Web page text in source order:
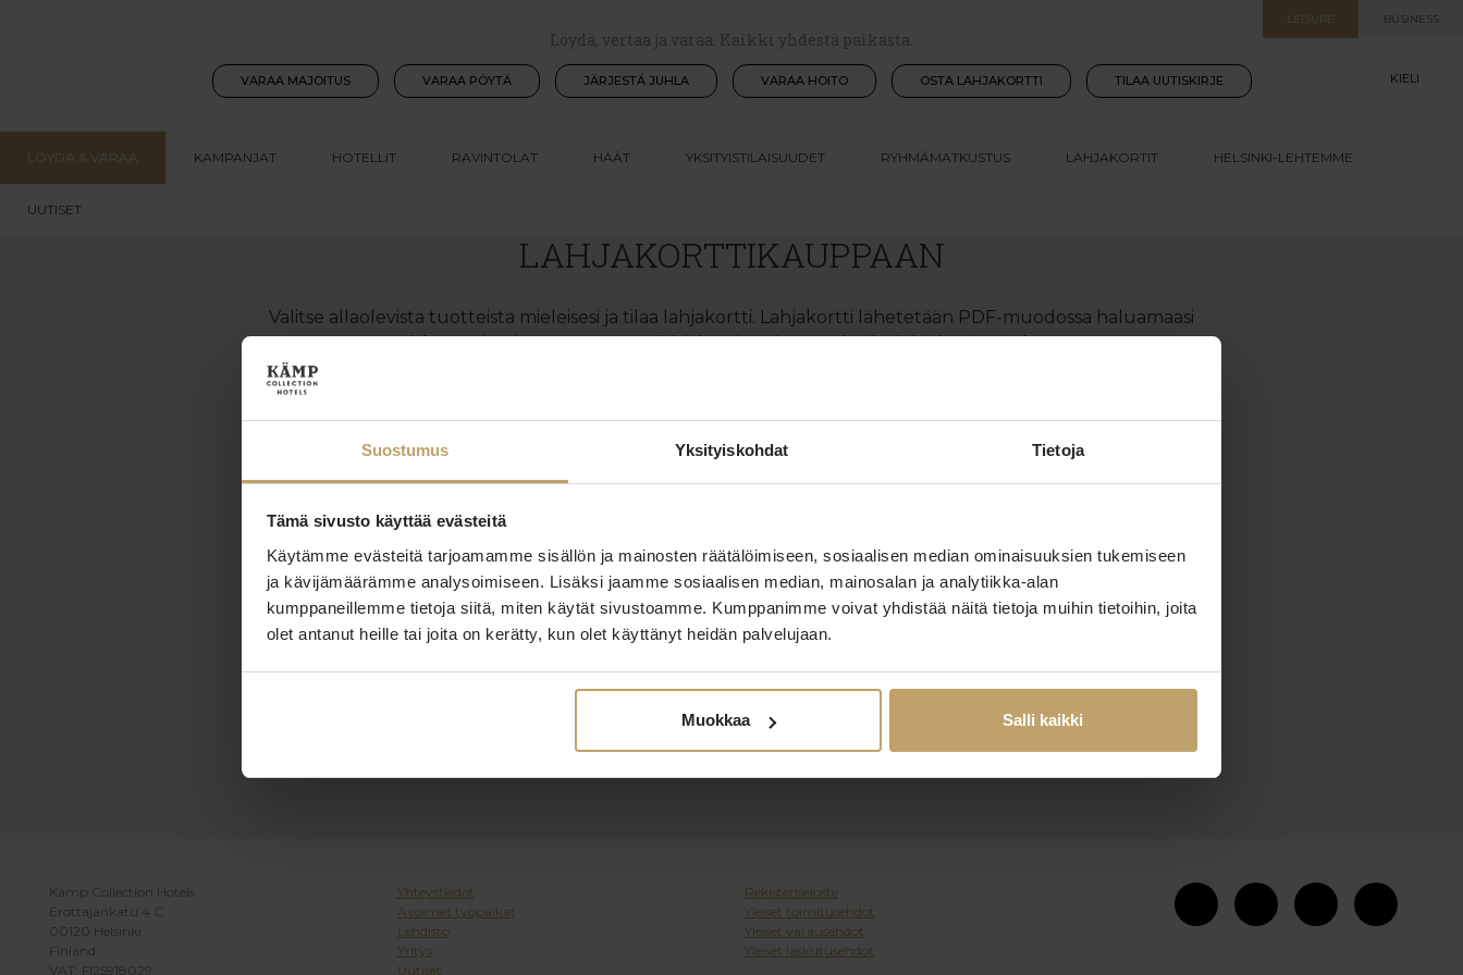
Suostumus Yksityiskohdat Tietoja
Tämä sivusto käyttää evästeitä
Käytämme evästeitä tarjoamamme sisällön ja mainosten räätälöimiseen, sosiaalisen median ominaisuuksien tukemiseen
ja kävijämäärämme analysoimiseen. Lisäksi jaamme sosiaalisen median, mainosalan ja analytiikka-alan
kumppaneillemme tietoja siitä, miten käytät sivustoamme. Kumppanimme voivat yhdistää näitä tietoja muihin tietoihin, joita
olet antanut heille tai joita on kerätty, kun olet käyttänyt heidän palvelujaan.
Muokkaa Salli kaikki
LEISURE BUSINESS
KIELI
Löydä, vertaa ja varaa. Kaikki yhdestä paikasta.
VARAA MAJOITUS VARAA PÖYTÄ JÄRJESTÄ JUHLA VARAA HOITO OSTA LAHJAKORTTI TILAA UUTISKIRJE
LÖYDÄ & VARAA KAMPANJAT HOTELLIT RAVINTOLAT HÄÄT YKSITYISTILAISUUDET RYHMÄMATKUSTUS LAHJAKORTIT HELSINKI-LEHTEMME
UUTISET
LAHJAKORTTIKAUPPAAN
Valitse allaolevista tuotteista mieleisesi ja tilaa lahjakortti. Lahjakortti lähetetään PDF-muodossa haluamaasi
sähköpostiosoitteeseen. Katso lahjakortin voimassaoloaika lahjakortin tiedoista.
KAIKKI TUOTTEET
Kämp Collection Hotels
Erottajankatu 4 C
00120 Helsinki
Finland
VAT: FI25918029
Yhteystiedot
Avoimet työpaikat
Lehdistö
Yritys
Uutiset
Rekisteriseloste
Yleiset toimitusehdot
Yleiset varausehdot
Yleiset laskutusehdot